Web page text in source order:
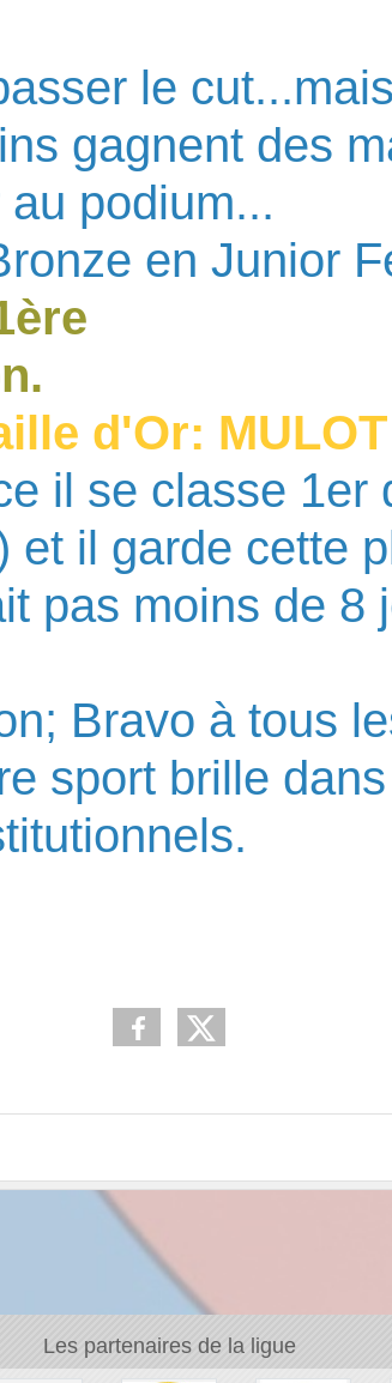
le
gagnent des
podium...
en Junior
d'Or:
il se classe 1er
il garde cette
pas moins de 8
Bravo à tous
sport brille
Les partenaires de la ligue